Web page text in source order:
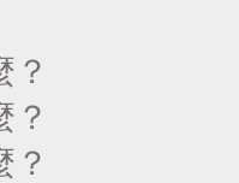
？
？
？